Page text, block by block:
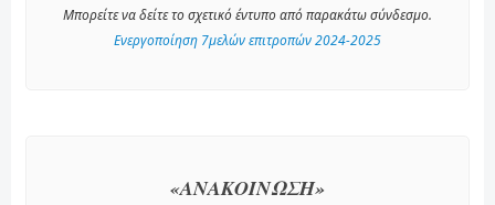
Μπορείτε να δείτε το σχετικό έντυπο από παρακάτω σύνδεσμο.
Ενεργοποίηση 7μελών επιτροπών 2024-2025
«ΑΝΑΚΟΙΝΩΣΗ»